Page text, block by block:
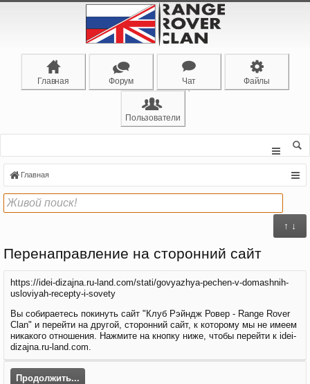
Главная Форум Чат Файлы
Пользователи
Главная
↑ ↓
Перенаправление на сторонний сайт
https://idei-dizajna.ru-land.com/stati/govyazhya-pechen-v-domashnih-
usloviyah-recepty-i-sovety
Вы собираетесь покинуть сайт "Клуб Рэйндж Ровер - Range Rover
Clan" и перейти на другой, сторонний сайт, к которому мы не имеем
никакого отношения. Нажмите на кнопку ниже, чтобы перейти к idei-
dizajna.ru-land.com.
Продолжить...